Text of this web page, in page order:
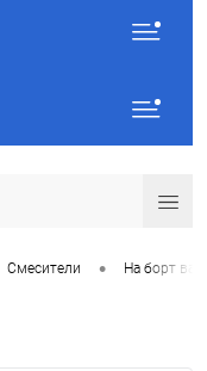
Смесители • На борт